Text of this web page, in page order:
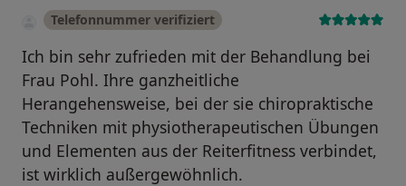
Telefonnummer verifiziert
Ich bin sehr zufrieden mit der Behandlung bei
Frau Pohl. Ihre ganzheitliche
Herangehensweise, bei der sie chiropraktische
Techniken mit physiotherapeutischen Übungen
und Elementen aus der Reiterfitness verbindet,
ist wirklich außergewöhnlich.